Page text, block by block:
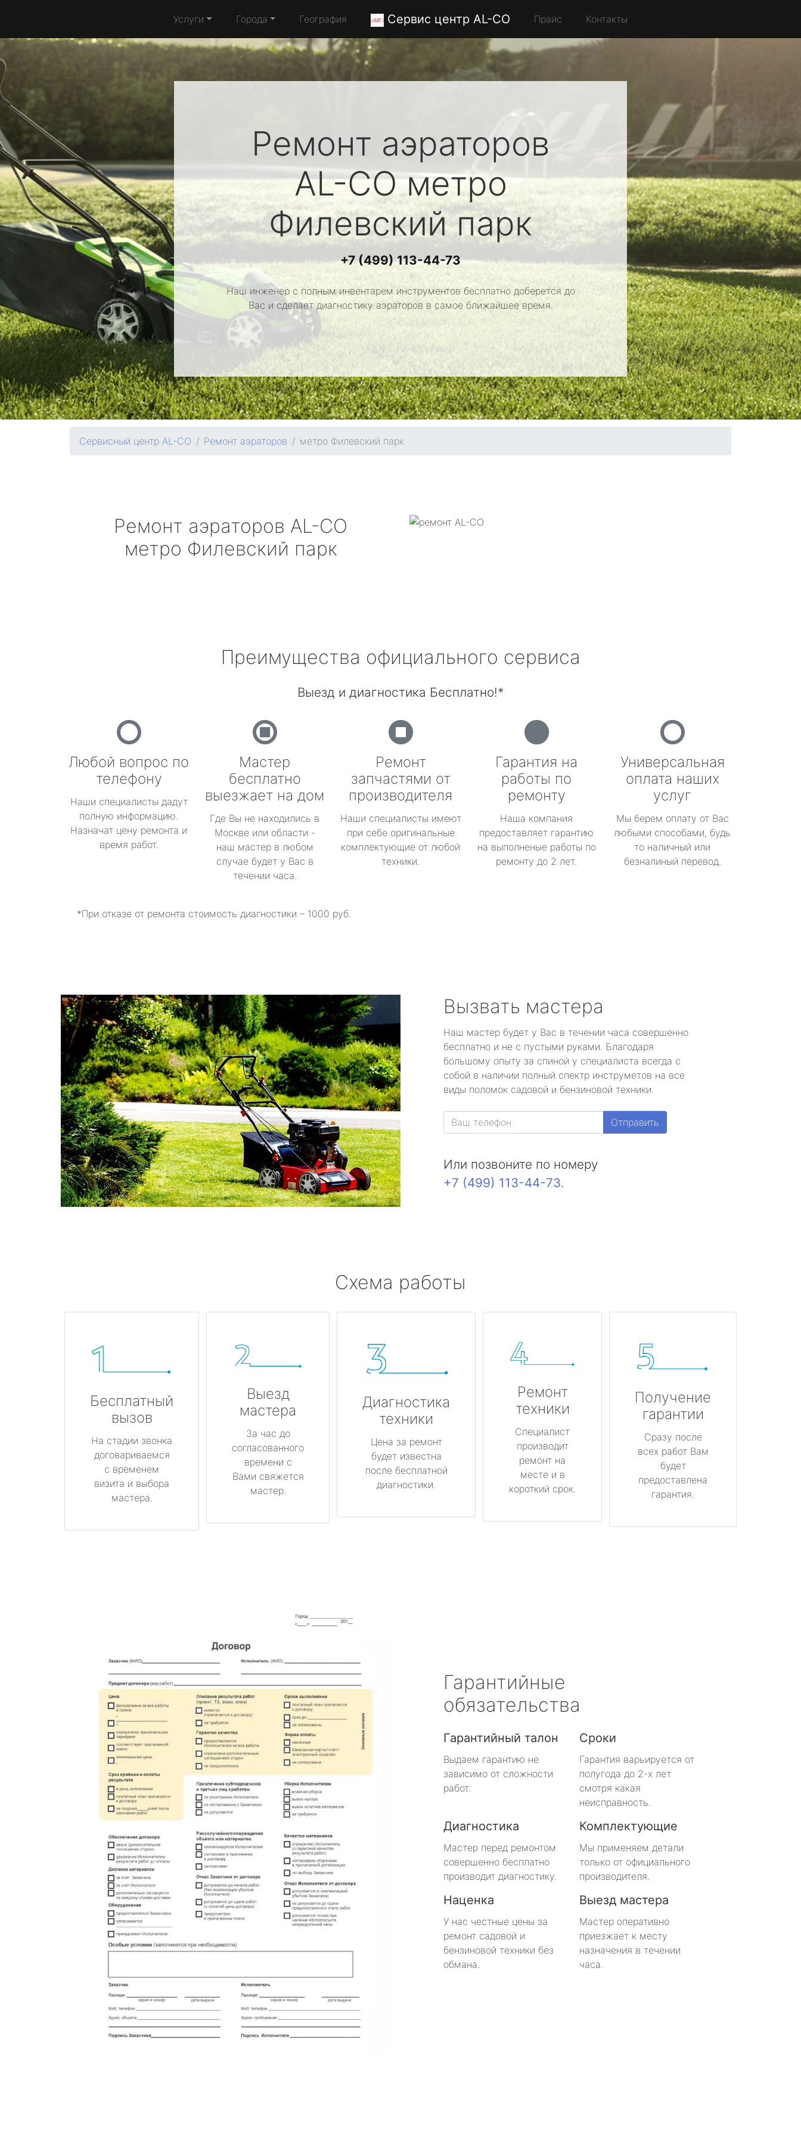
Услуги Города География Сервис центр AL-CO Прайс Контакты
Ремонт аэраторов
AL-COметро
Филевский парк
+7 (499) 113-44-73
Наш инженер с полным инвентарем инструментов бесплатно доберется до
Вас и сделает диагностику аэраторов в самое ближайшее время.
Сервисный центр AL-CO Ремонт аэраторов метро Филевский парк
Ремонт аэраторов AL-CO
метро Филевский парк
Преимущества официального сервиса
Выезд и диагностика Бесплатно!*
Любой вопрос по
телефону
Наши специалисты дадут
полную информацию.
Назначат цену ремонта и
время работ.
Мастер
бесплатно
выезжает на дом
Где Вы не находились в
Москве или области -
наш мастер в любом
случае будет у Вас в
течении часа.
Ремонт
запчастями от
производителя
Наши специалисты имеют
при себе оригинальные
комплектующие от любой
техники.
Гарантия на
работы по
ремонту
Наша компания
предоставляет гарантию
на выполненые работы по
ремонту до 2 лет.
Универсальная
оплата наших
услуг
Мы берем оплату от Вас
любыми способами, будь
то наличный или
безналиный перевод.
*При отказе от ремонта стоимость диагностики – 1000 руб.
Вызвать мастера
Наш мастер будет у Вас в течении часа совершенно
бесплатно и не с пустыми руками. Благодаря
большому опыту за спиной у специалиста всегда с
собой в наличии полный спектр инструметов на все
виды поломок садовой и бензиновой техники.
Отправить
Или позвоните по номеру
+7 (499) 113-44-73.
Схема работы
Бесплатный
вызов
На стадии звонка
договариваемся
с временем
визита и выбора
мастера.
Выезд
мастера
За час до
согласованного
времени с
Вами свяжется
мастер.
Диагностика
техники
Цена за ремонт
будет известна
после бесплатной
диагностики.
Ремонт
техники
Специалист
производит
ремонт на
месте и в
короткий срок.
Получение
гарантии
Сразу после
всех работ Вам
будет
предоставлена
гарантия.
Гарантийные
обязательства
Гарантийный талон
Выдаем гарантию не
зависимо от сложности
работ.
Сроки
Гарантия варьируется от
полугода до 2-х лет
смотря какая
неисправность.
Диагностика
Мастер перед ремонтом
совершенно бесплатно
производит диагностику.
Комплектующие
Мы применяем детали
только от официального
производителя.
Наценка
У нас честные цены за
ремонт садовой и
бензиновой техники без
обмана.
Выезд мастера
Мастер оперативно
приезжает к месту
назначения в течении
часа.